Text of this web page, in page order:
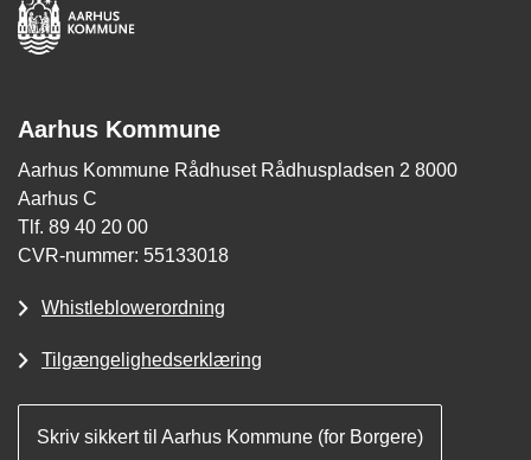
Aarhus Kommune
Aarhus Kommune Rådhuset Rådhuspladsen 2 8000
Aarhus C
Tlf. 89 40 20 00
CVR-nummer: 55133018
Whistleblowerordning
Tilgængelighedserklæring
Skriv sikkert til Aarhus Kommune (for Borgere)